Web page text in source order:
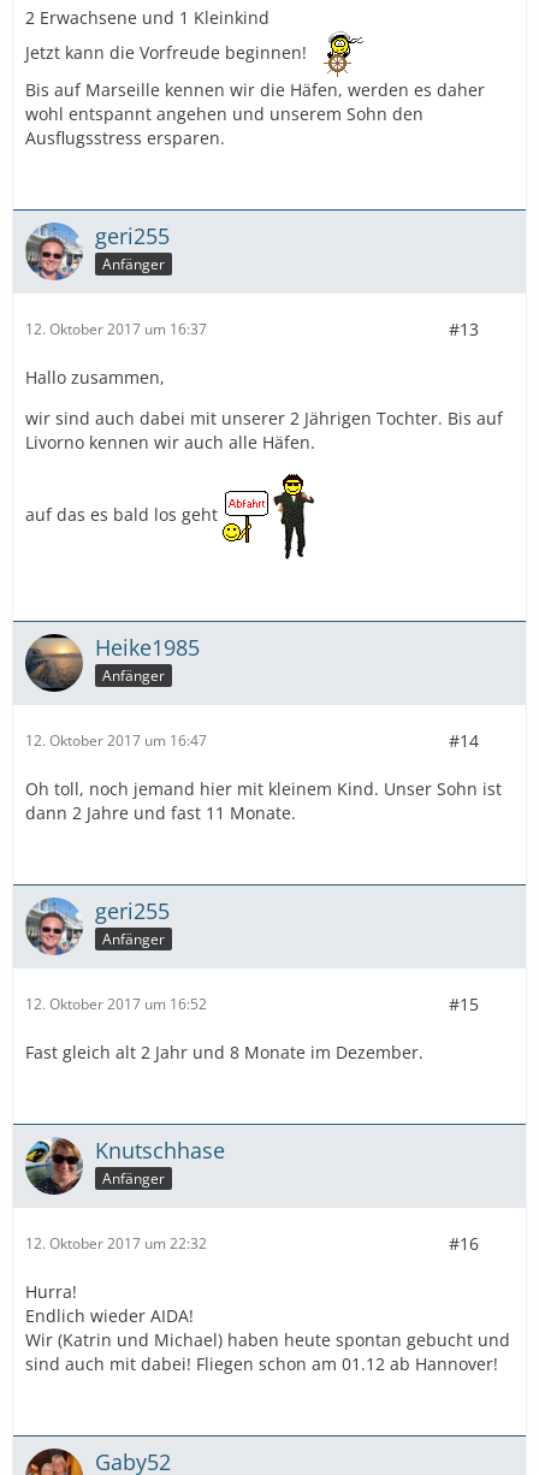
2 Erwachsene und 1 Kleinkind
Jetzt kann die Vorfreude beginnen!
Bis auf Marseille kennen wir die Häfen, werden es daher
wohl entspannt angehen und unserem Sohn den
Ausflugsstress ersparen.
geri255
Anfänger
12. Oktober 2017 um 16:37 #13
Hallo zusammen,
wir sind auch dabei mit unserer 2 Jährigen Tochter. Bis auf
Livorno kennen wir auch alle Häfen.
auf das es bald los geht
Heike1985
Anfänger
12. Oktober 2017 um 16:47 #14
Oh toll, noch jemand hier mit kleinem Kind. Unser Sohn ist
dann 2 Jahre und fast 11 Monate.
geri255
Anfänger
12. Oktober 2017 um 16:52 #15
Fast gleich alt 2 Jahr und 8 Monate im Dezember.
Knutschhase
Anfänger
12. Oktober 2017 um 22:32 #16
Hurra!
Endlich wieder AIDA!
Wir (Katrin und Michael) haben heute spontan gebucht und
sind auch mit dabei! Fliegen schon am 01.12 ab Hannover!
Gaby52